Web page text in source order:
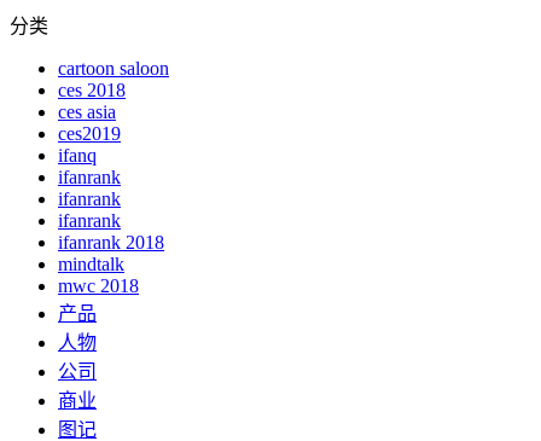
分类
cartoon saloon
ces 2018
ces asia
ces2019
ifanq
ifanrank
ifanrank
ifanrank
ifanrank 2018
mindtalk
mwc 2018
产品
人物
公司
商业
图记